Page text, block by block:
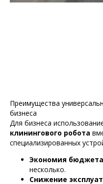
Преимущества
бизнеса
Для бизнеса
клинингового робота
специализированных
Экономия бюджета
несколько.
Снижение